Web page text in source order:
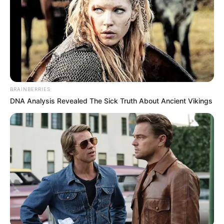
Kreuzkümmel, Chili nach Geschmack
Zum Garnieren:
Guacamole
Saure Sahne oder Crème fraîche
Frischer Koriander
Schritt-für-Schritt
Anleitung
1. Reis kochen
BRAINBERRIES
DNA Analysis Revealed The Sick Truth About Ancient Vikings